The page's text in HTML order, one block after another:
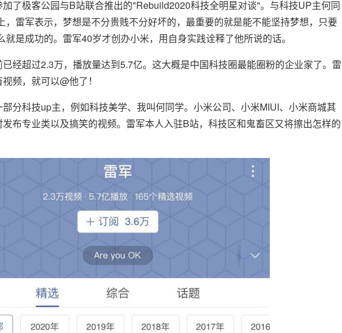
了极客公园与B站联合推出的"Rebuild2020科技全明星对谈"。与科技UP主何同
，雷军表示，梦想是不分贵贱不分好坏的，最重要的就是能不能坚持梦想，只要
是成功的。雷军40岁才创办小米，用自身实践诠释了他所说的话。
经超过2.3万，播放量达到5.7亿。这大概是中国科技圈最能圈粉的企业家了。雷
频，就可以@他了！
分科技up主，例如科技美学、我叫何同学。小米公司、小米MIUI、小米商城其
布专业类以及搞笑的视频。雷军本人入驻B站，科技区和鬼畜区又将擦出怎样的